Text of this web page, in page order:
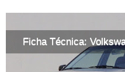
Ficha Técnica: